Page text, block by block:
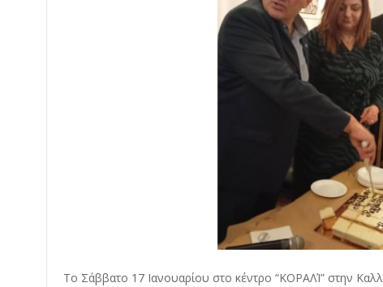
Το Σάββατο 17 Ιανουαρίου στο κέντρο “ΚΟΡΑΛΊ” στην